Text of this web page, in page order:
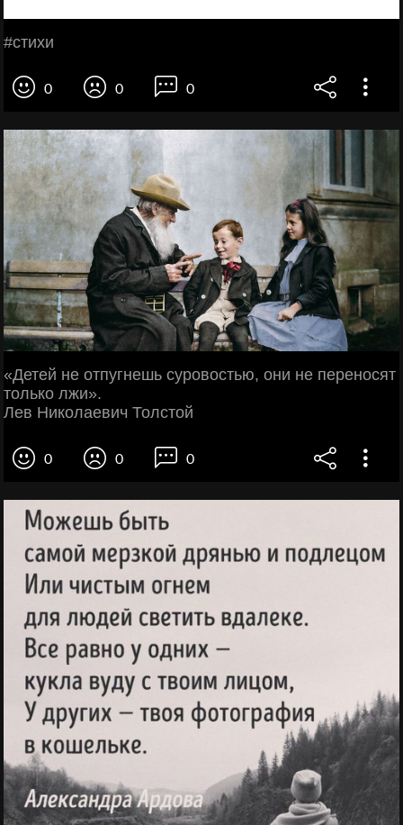
#стихи
0 0 0
«Детей не отпугнешь суровостью, они не переносят
только лжи».
Лев Николаевич Толстой
0 0 0